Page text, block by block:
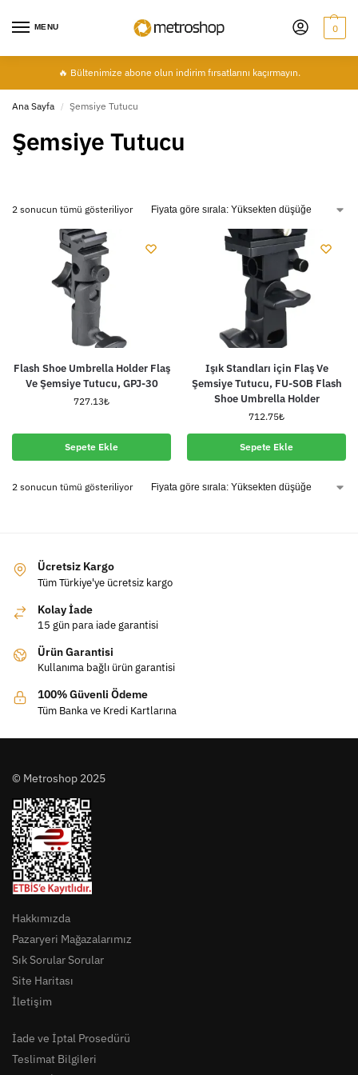
MENU 0
🔥 Bültenimize abone olun indirim fırsatlarını kaçırmayın.
Ana Sayfa / Şemsiye Tutucu
Şemsiye Tutucu
2 sonucun tümü gösteriliyor
Flash Shoe Umbrella Holder Flaş
Ve Şemsiye Tutucu, GPJ-30
727.13₺
Sepete Ekle
Işık Standları için Flaş Ve
Şemsiye Tutucu, FU-SOB Flash
Shoe Umbrella Holder
712.75₺
Sepete Ekle
2 sonucun tümü gösteriliyor
Ücretsiz Kargo
Tüm Türkiye'ye ücretsiz kargo
Kolay İade
15 gün para iade garantisi
Ürün Garantisi
Kullanıma bağlı ürün garantisi
100% Güvenli Ödeme
Tüm Banka ve Kredi Kartlarına
© Metroshop 2025
Hakkımızda
Pazaryeri Mağazalarımız
Sık Sorular Sorular
Site Haritası
İletişim
İade ve İptal Prosedürü
Teslimat Bilgileri